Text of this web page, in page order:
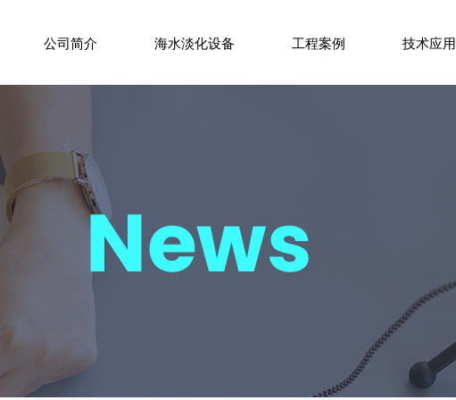
公司简介 海水淡化设备 工程案例 技术应用